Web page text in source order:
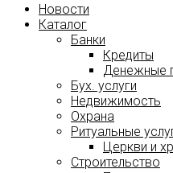
Новости
Каталог
Банки
Кредиты
Денежные
Бух. услуги
Недвижимость
Охрана
Ритуальные
Церкви и
Строительство